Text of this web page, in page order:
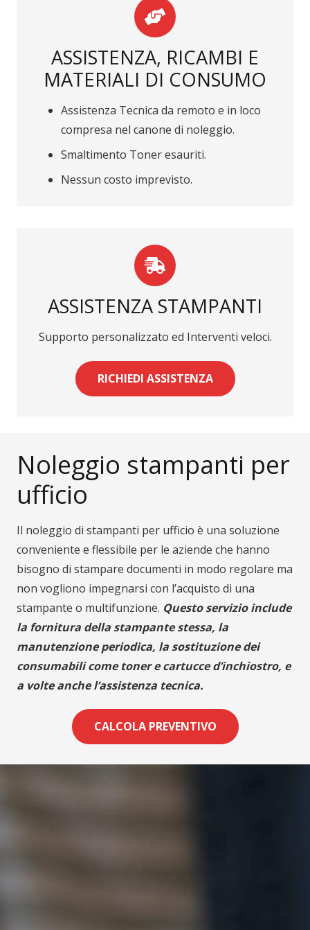
ASSISTENZA, RICAMBI E
MATERIALI DI CONSUMO
Assistenza Tecnica da remoto e in loco
compresa nel canone di noleggio.
Smaltimento Toner esauriti.
Nessun costo imprevisto.
ASSISTENZA STAMPANTI
Supporto personalizzato ed Interventi veloci.
RICHIEDI ASSISTENZA
Noleggio stampanti per
ufficio
Il noleggio di stampanti per ufficio è una soluzione
conveniente e flessibile per le aziende che hanno
bisogno di stampare documenti in modo regolare ma
non vogliono impegnarsi con l’acquisto di una
stampante o multifunzione. Questo servizio include
la fornitura della stampante stessa, la
manutenzione periodica, la sostituzione dei
consumabili come toner e cartucce d’inchiostro, e
a volte anche l’assistenza tecnica.
CALCOLA PREVENTIVO